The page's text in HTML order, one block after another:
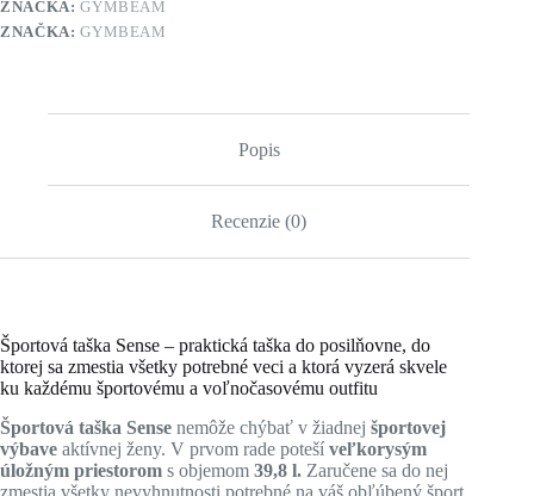
ZNAČKA:GYMBEAM
ZNAČKA:GYMBEAM
Popis
Recenzie (0)
Športová taška Sense – praktická taška do posilňovne, do
ktorej sa zmestia všetky potrebné veci a ktorá vyzerá skvele
ku každému športovému a voľnočasovému outfitu
Športová taška Sense nemôže chýbať v žiadnej športovej
výbave aktívnej ženy. V prvom rade poteší veľkorysým
úložným priestorom s objemom 39,8 l. Zaručene sa do nej
zmestia všetky nevyhnutnosti potrebné na váš obľúbený šport.